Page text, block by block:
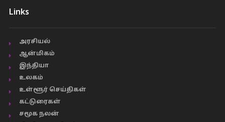
Links
அரசியல்
ஆன்மிகம்
இந்தியா
உலகம்
உள்ளூர் செய்திகள்
கட்டுரைகள்
சமூக நலன்